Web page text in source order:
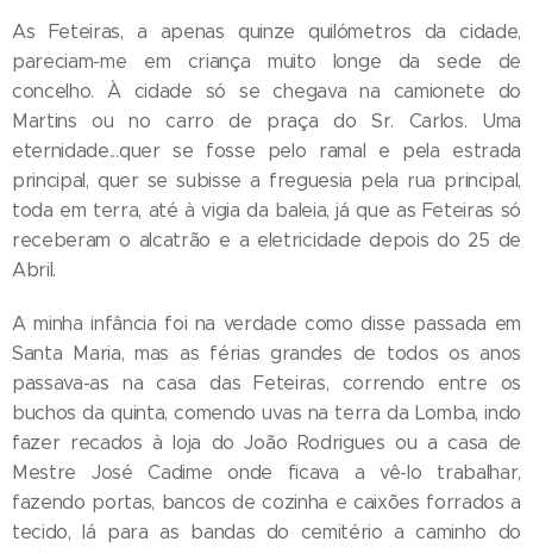
As Feteiras, a apenas quinze quilómetros da cidade,
pareciam-me em criança muito longe da sede de
concelho. À cidade só se chegava na camionete do
Martins ou no carro de praça do Sr. Carlos. Uma
eternidade...quer se fosse pelo ramal e pela estrada
principal, quer se subisse a freguesia pela rua principal,
toda em terra, até à vigia da baleia, já que as Feteiras só
receberam o alcatrão e a eletricidade depois do 25 de
Abril.
A minha infância foi na verdade como disse passada em
Santa Maria, mas as férias grandes de todos os anos
passava-as na casa das Feteiras, correndo entre os
buchos da quinta, comendo uvas na terra da Lomba, indo
fazer recados à loja do João Rodrigues ou a casa de
Mestre José Cadime onde ficava a vê-lo trabalhar,
fazendo portas, bancos de cozinha e caixões forrados a
tecido, lá para as bandas do cemitério a caminho do